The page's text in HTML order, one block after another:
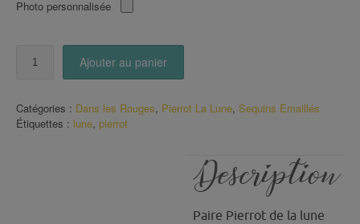
Photo personnalisée
de
la
Ajouter au panier
Catégories : Dans les Rouges, Pierrot La Lune, Sequins Emaillés
Étiquettes : lune, pierrot
Description
Paire Pierrot de la lune